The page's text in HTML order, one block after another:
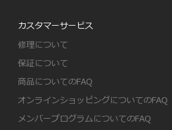
カスタマーサービス
修理について
保証について
商品についてのFAQ
オンラインショッピングについてのFAQ
メンバープログラムについてのFAQ